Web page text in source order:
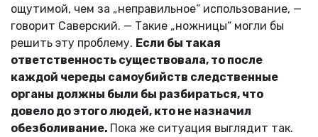
ощутимой, чем за „неправильное“ использование, —
говорит Саверский. — Такие „ножницы“ могли бы
решить эту проблему. Если бы такая
ответственность существовала, то после
каждой череды самоубийств следственные
органы должны были бы разбираться, что
довело до этого людей, кто не назначил
обезболивание. Пока же ситуация выглядит так.